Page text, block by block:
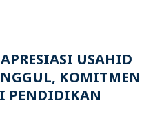
USAHID
KOMITMEN
PENDIDIKAN